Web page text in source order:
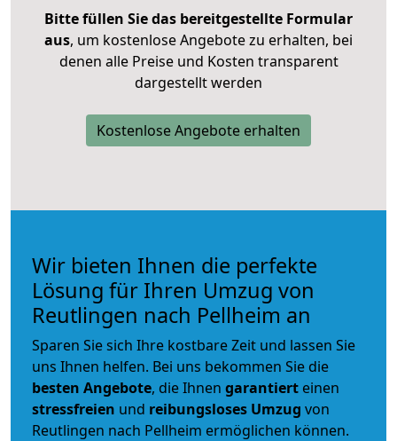
Bitte füllen Sie das bereitgestellte Formular
aus, um kostenlose Angebote zu erhalten, bei
denen alle Preise und Kosten transparent
dargestellt werden
Kostenlose Angebote erhalten
Wir bieten Ihnen die perfekte
Lösung für Ihren Umzug von
Reutlingen nach Pellheim an
Sparen Sie sich Ihre kostbare Zeit und lassen Sie
uns Ihnen helfen. Bei uns bekommen Sie die
besten Angebote, die Ihnen garantiert einen
stressfreien und reibungsloses Umzug von
Reutlingen nach Pellheim ermöglichen können.